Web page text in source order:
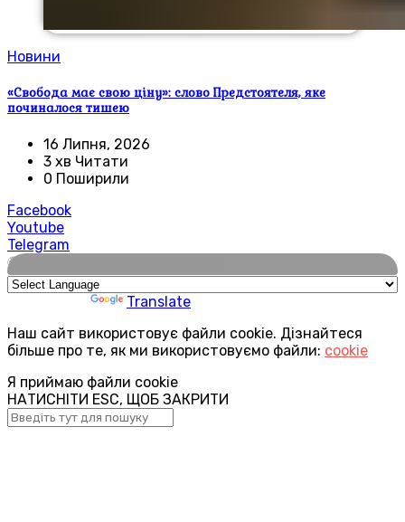
Новини
«Свобода має свою ціну»: слово Предстоятеля, яке
починалося тишею
16 Липня, 2026
3 хв Читати
0 Поширили
Facebook
Youtube
Telegram
🌍
Translate
Наш сайт використовує файли cookie. Дізнайтеся
більше про те, як ми використовуємо файли: cookie
Я приймаю файли cookie
НАТИСНІТИ ESC, ЩОБ ЗАКРИТИ